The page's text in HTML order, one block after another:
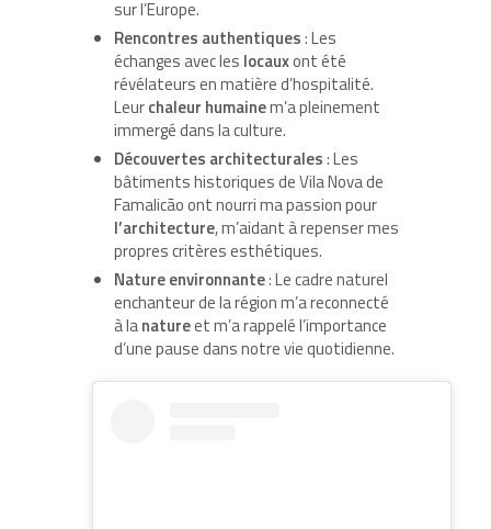
sur l’Europe.
Rencontres authentiques: Les
échanges avec les locauxont été
révélateurs en matière d’hospitalité.
Leurchaleur humainem’a pleinement
immergé dans la culture.
Découvertes architecturales: Les
bâtiments historiques de Vila Nova de
Famalicão ont nourri ma passion pour
l’architecture, m’aidant à repenser mes
propres critères esthétiques.
Nature environnante: Le cadre naturel
enchanteur de la région m’a reconnecté
à lanatureet m’a rappelé l’importance
d’une pause dans notre vie quotidienne.